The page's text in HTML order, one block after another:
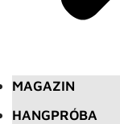
MAGAZIN
HANGPRÓBA